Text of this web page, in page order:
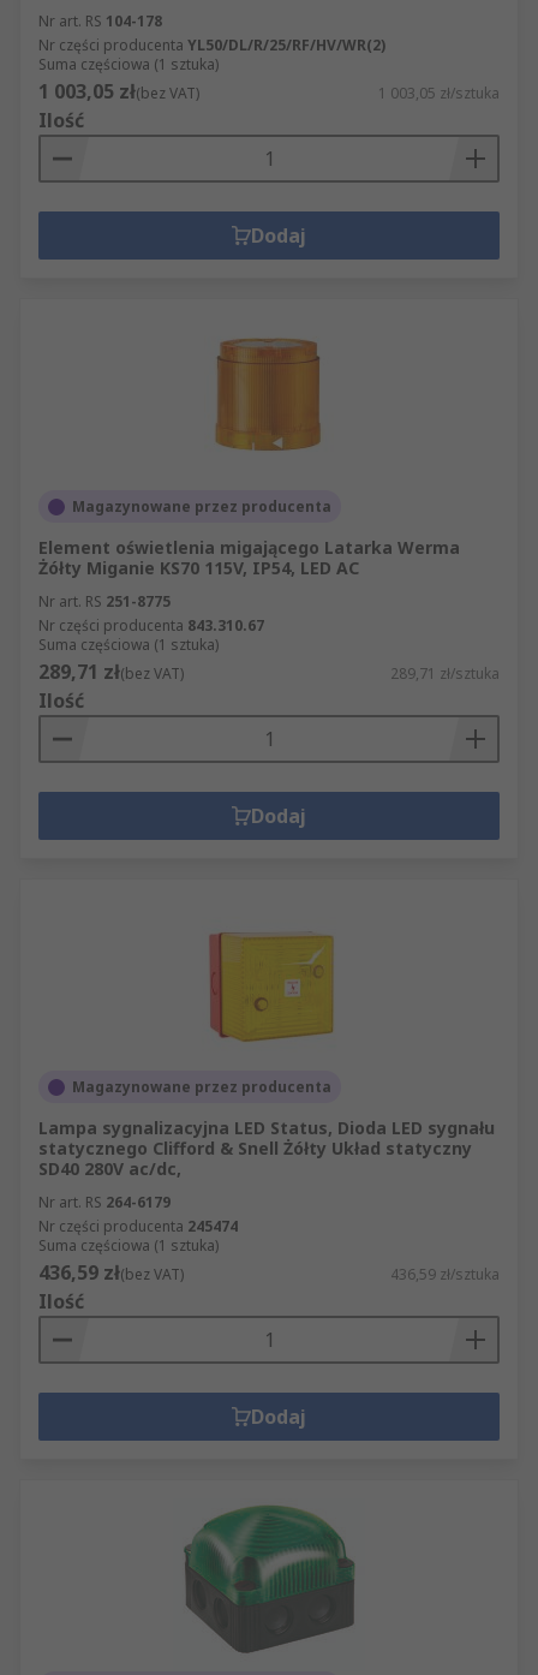
Nr art. RS 104-178
Nr części producenta YL50/DL/R/25/RF/HV/WR(2)
Suma częściowa (1 sztuka)
1 003,05 zł(bez VAT) 1 003,05 zł/sztuka
Ilość
Dodaj
Magazynowane przez producenta
Element oświetlenia migającego Latarka Werma
Żółty Miganie KS70 115V, IP54, LED AC
Nr art. RS 251-8775
Nr części producenta 843.310.67
Suma częściowa (1 sztuka)
289,71 zł(bez VAT) 289,71 zł/sztuka
Ilość
Dodaj
Magazynowane przez producenta
Lampa sygnalizacyjna LED Status, Dioda LED sygnału
statycznego Clifford & Snell Żółty Układ statyczny
SD40 280V ac/dc,
Nr art. RS 264-6179
Nr części producenta 245474
Suma częściowa (1 sztuka)
436,59 zł(bez VAT) 436,59 zł/sztuka
Ilość
Dodaj